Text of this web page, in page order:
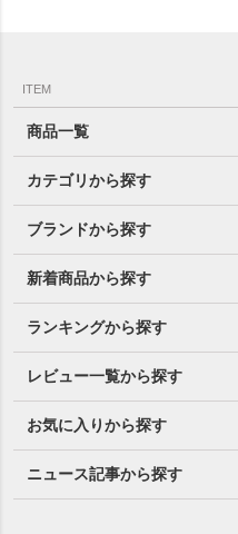
ITEM
商品一覧
カテゴリから探す
ブランドから探す
新着商品から探す
ランキングから探す
レビュー一覧から探す
お気に入りから探す
ニュース記事から探す